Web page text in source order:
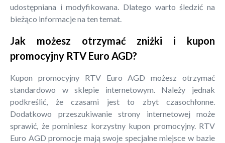
udostępniana i modyfikowana. Dlatego warto śledzić na
bieżąco informacje na ten temat.
Jak możesz otrzymać zniżki i kupon
promocyjny RTV Euro AGD?
Kupon promocyjny RTV Euro AGD możesz otrzymać
standardowo w sklepie internetowym. Należy jednak
podkreślić, że czasami jest to zbyt czasochłonne.
Dodatkowo przeszukiwanie strony internetowej może
sprawić, że pominiesz korzystny kupon promocyjny. RTV
Euro AGD promocje mają swoje specjalne miejsce w bazie